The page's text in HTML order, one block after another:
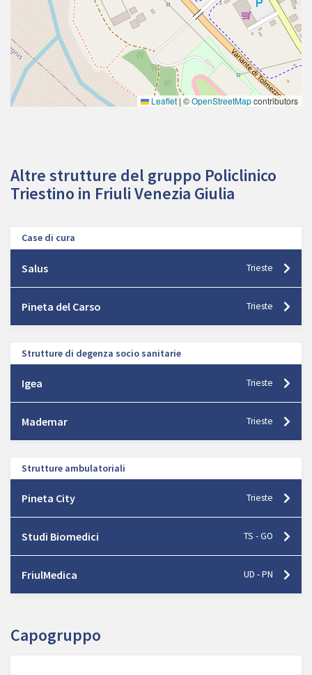
Leaflet | ©OpenStreetMapcontributors
Altre strutture del gruppo Policlinico
Triestino in Friuli Venezia Giulia
Case di cura
Salus Trieste
Pineta del Carso Trieste
Strutture di degenza socio sanitarie
Igea Trieste
Mademar Trieste
Strutture ambulatoriali
Pineta City Trieste
Studi Biomedici TS - GO
FriulMedica UD - PN
Capogruppo